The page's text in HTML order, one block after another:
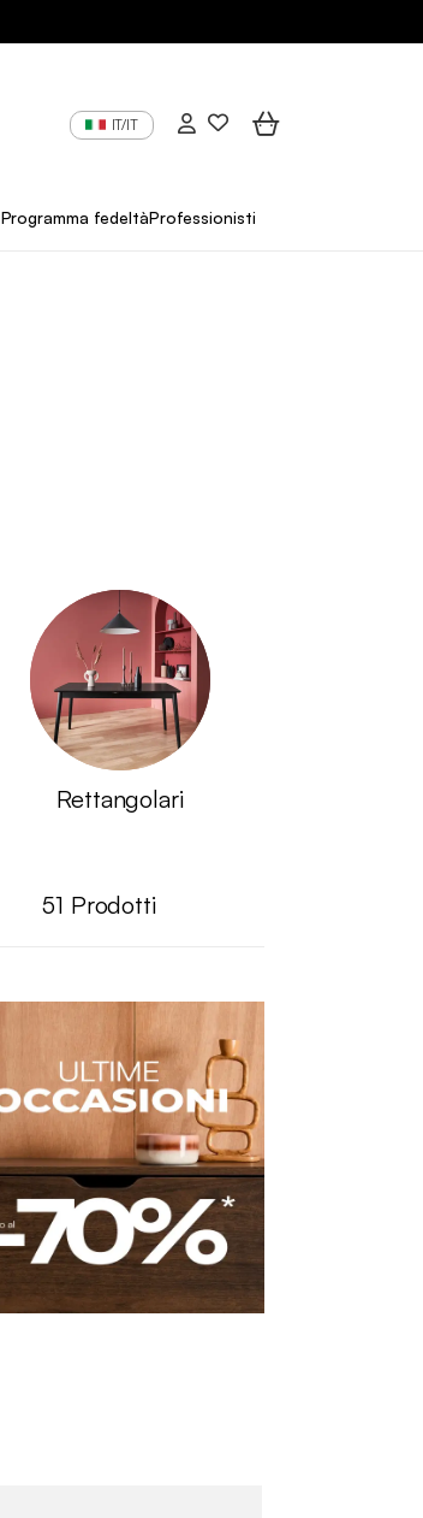
IT/IT
Programma fedeltàProfessionisti
Rettangolari
51 Prodotti